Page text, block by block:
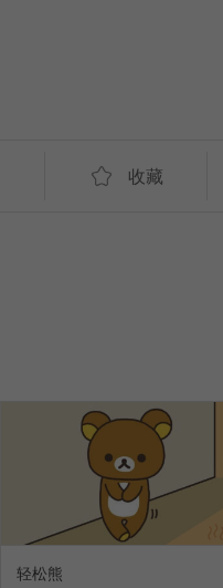
收藏
轻松熊